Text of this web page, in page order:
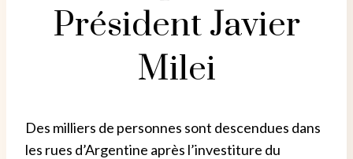
Président Javier
Milei
Des milliers de personnes sont descendues dans
les rues d’Argentine après l’investiture du